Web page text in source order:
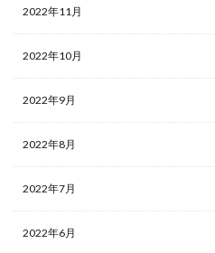
2022年11月
2022年10月
2022年9月
2022年8月
2022年7月
2022年6月